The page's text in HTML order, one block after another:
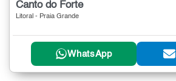
Canto do Forte
Litoral - Praia Grande
WhatsApp